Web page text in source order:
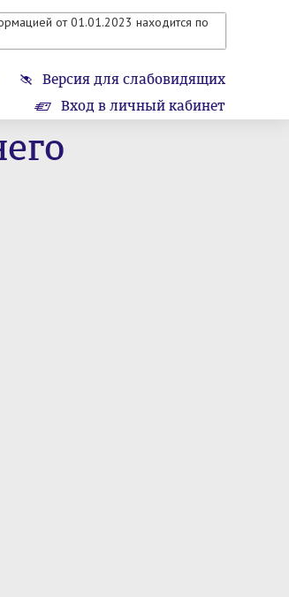
от 01.01.2023 находится по
Версия для слабовидящих
Вход в личный кабинет